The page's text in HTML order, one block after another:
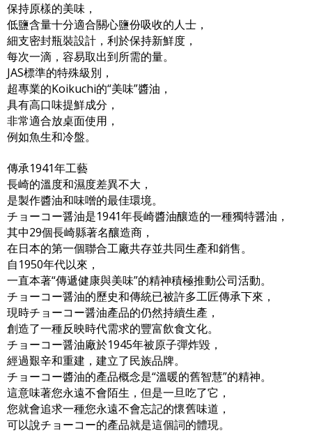
保持原樣的美味，
低鹽含量十分適合關心鹽份吸收的人士，
細支密封瓶裝設計，利於保持新鮮度，
每次一滴，容易取出到所需的量。
JAS標準的特殊級別，
超專業的Koikuchi的“美味”醬油，
具有高口味提鮮成分，
非常適合放桌面使用，
例如魚生和冷盤。
傳承1941年工藝
長崎的溫度和濕度差異不大，
是製作醬油和味噌的最佳環境。
チョーコー醤油是1941年長崎醬油釀造的一種獨特醤油，
其中29個長崎縣著名釀造商，
在日本的第一個聯合工廠共存並共同生產和銷售。
自1950年代以來，
一直本著“傳遞健康與美味”的精神積極推動公司活動。
チョーコー醤油的歷史和傳統已被許多工匠傳承下來，
現時チョーコー醤油產品的仍然持續生產，
創造了一種反映時代需求的豐富飲食文化。
チョーコー醤油廠於1945年被原子彈炸毀，
經過艱辛和重建，建立了民族品牌。
チョーコー醬油的產品概念是“溫暖的舊智慧”的精神。
這意味著您永遠不會陌生，但是一旦吃了它，
您就會追求一種您永遠不會忘記的懷舊味道，
可以說チョーコー的產品就是這個詞的體現。